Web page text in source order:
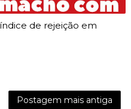
de rejeição em
Postagem mais antiga